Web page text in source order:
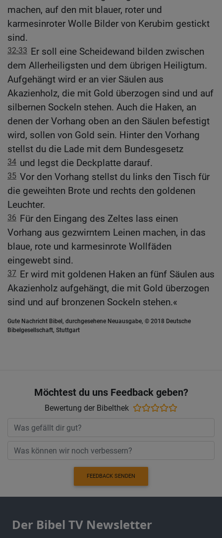
machen, auf den mit blauer, roter und
karmesinroter Wolle Bilder von Kerubim gestickt
sind.
32-33 Er soll eine Scheidewand bilden zwischen
dem Allerheiligsten und dem übrigen Heiligtum.
Aufgehängt wird er an vier Säulen aus
Akazienholz, die mit Gold überzogen sind und auf
silbernen Sockeln stehen. Auch die Haken, an
denen der Vorhang oben an den Säulen befestigt
wird, sollen von Gold sein. Hinter den Vorhang
stellst du die Lade mit dem Bundesgesetz
34 und legst die Deckplatte darauf.
35 Vor den Vorhang stellst du links den Tisch für
die geweihten Brote und rechts den goldenen
Leuchter.
36 Für den Eingang des Zeltes lass einen
Vorhang aus gezwirntem Leinen machen, in das
blaue, rote und karmesinrote Wollfäden
eingewebt sind.
37 Er wird mit goldenen Haken an fünf Säulen aus
Akazienholz aufgehängt, die mit Gold überzogen
sind und auf bronzenen Sockeln stehen.«
Gute Nachricht Bibel, durchgesehene Neuausgabe, © 2018 Deutsche
Bibelgesellschaft, Stuttgart
Möchtest du uns Feedback geben?
Bewertung der Bibelthek
FEEDBACK SENDEN
Der Bibel TV Newsletter